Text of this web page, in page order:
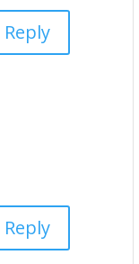
Reply
Reply